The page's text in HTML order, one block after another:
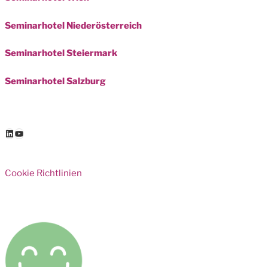
Seminarhotel Niederösterreich
Seminarhotel Steiermark
Seminarhotel Salzburg
LinkedIn
YouTube
Cookie Richtlinien